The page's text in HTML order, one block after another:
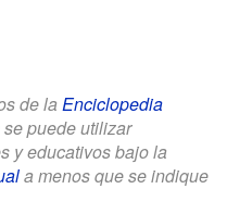
de la Enciclopedia
puede utilizar
y educativos bajo la
a menos que se indique